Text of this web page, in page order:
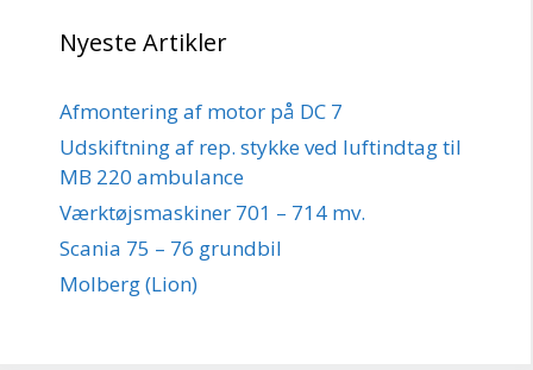
Nyeste Artikler
Afmontering af motor på DC 7
Udskiftning af rep. stykke ved luftindtag til
MB 220 ambulance
Værktøjsmaskiner 701 – 714 mv.
Scania 75 – 76 grundbil
Molberg (Lion)